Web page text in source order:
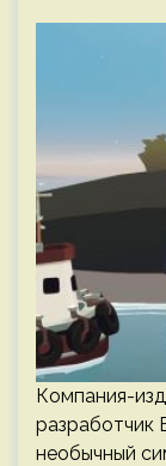
Компания-
разработчик
необычный